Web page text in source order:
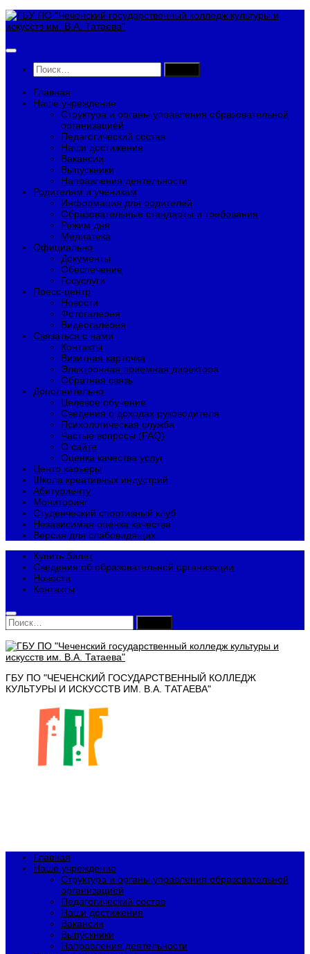
Перейти
к
Найти:
Главная
Наше учреждение
Структура и органы управления образовательной
организацией
Педагогический состав
Наши достижения
Вакансии
Выпускники
Направления деятельности
Родителям и ученикам
Информация для родителей
Образовательные стандарты и требования
Режим дня
Медиатека
Официально
Документы
Обеспечение
Госуслуги
Пресс-центр
Новости
Фотогалерея
Видеогалерея
Связаться с нами
Контакты
Визитная карточка
Электронная приемная директора
Обратная связь
Дополнительно
Целевое обучение
Сведения о доходах руководителя
Психологическая служба
Частые вопросы (FAQ)
О сайте
Оценка качества услуг
Центр карьеры
Школа креативных индустрий
Абитуриенту
Мониторинг
Студенческий спортивный клуб
Независимая оценка качества
Версия для слабовидящих
Купить билет
Сведения об образовательной организации
Новости
Контакты
Найти:
ГБУ ПО "ЧЕЧЕНСКИЙ ГОСУДАРСТВЕННЫЙ КОЛЛЕДЖ
КУЛЬТУРЫ И ИСКУССТВ ИМ. В.А. ТАТАЕВА"
Главная
Наше учреждение
Структура и органы управления образовательной
организацией
Педагогический состав
Наши достижения
Вакансии
Выпускники
Направления деятельности